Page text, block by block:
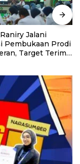
Jalani
Pembukaan Prodi
Target Terima